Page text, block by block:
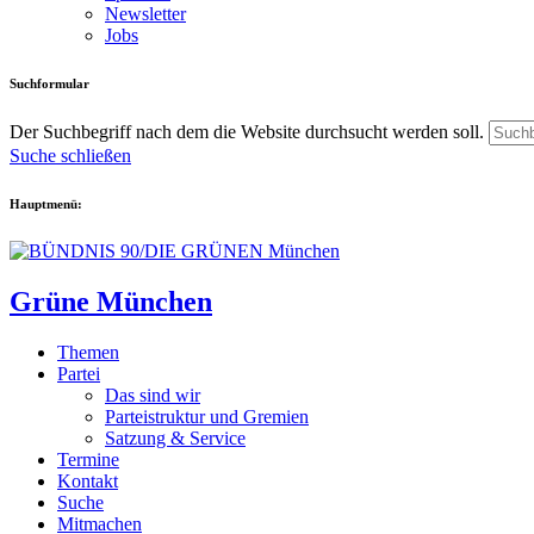
Newsletter
Jobs
Suchformular
Der Suchbegriff nach dem die Website durchsucht werden soll.
Suche schließen
Hauptmenü:
Grüne München
Themen
Partei
Das sind wir
Parteistruktur und Gremien
Satzung & Service
Termine
Kontakt
Suche
Mitmachen